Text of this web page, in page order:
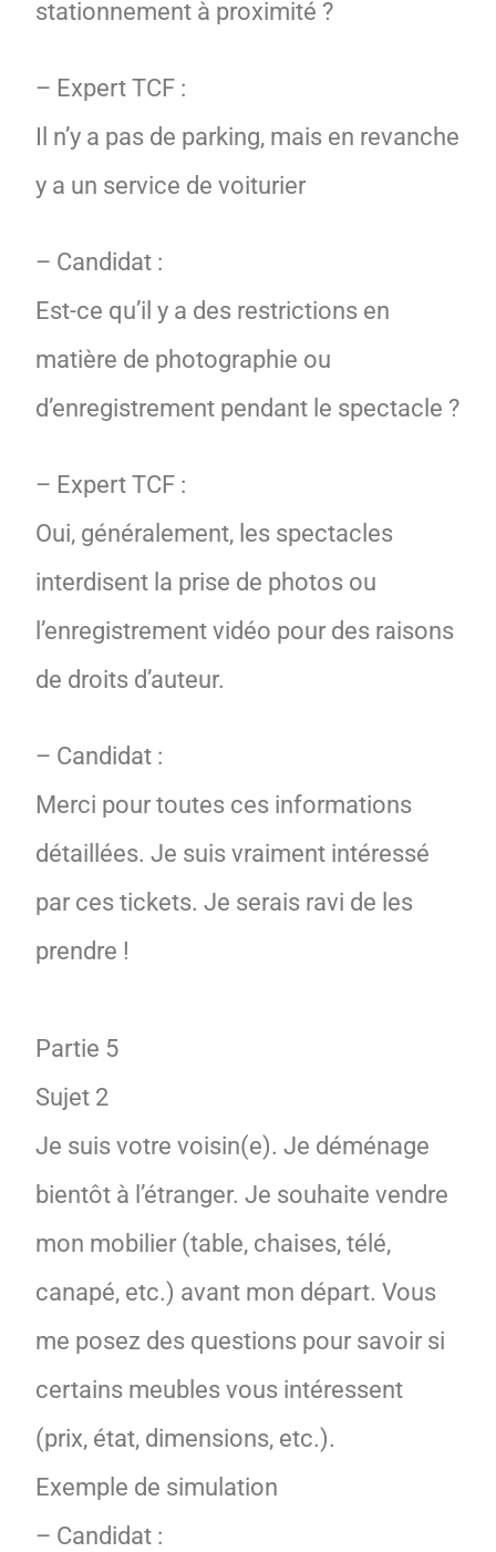
stationnement à proximité ?
– Expert TCF :
Il n’y a pas de parking, mais en revanche
y a un service de voiturier
– Candidat :
Est-ce qu’il y a des restrictions en
matière de photographie ou
d’enregistrement pendant le spectacle ?
– Expert TCF :
Oui, généralement, les spectacles
interdisent la prise de photos ou
l’enregistrement vidéo pour des raisons
de droits d’auteur.
– Candidat :
Merci pour toutes ces informations
détaillées. Je suis vraiment intéressé
par ces tickets. Je serais ravi de les
prendre !
Partie 5
Sujet 2
Je suis votre voisin(e). Je déménage
bientôt à l’étranger. Je souhaite vendre
mon mobilier (table, chaises, télé,
canapé, etc.) avant mon départ. Vous
me posez des questions pour savoir si
certains meubles vous intéressent
(prix, état, dimensions, etc.).
Exemple de simulation
– Candidat :